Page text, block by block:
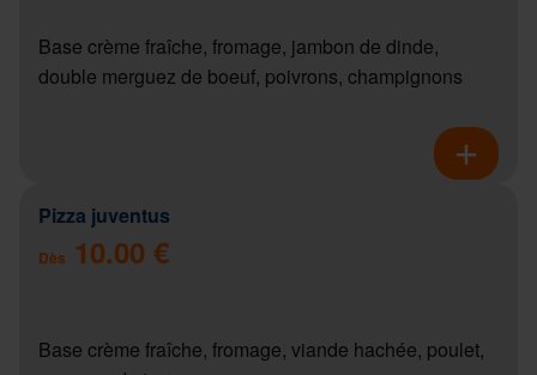
Base crème fraîche, fromage, jambon de dinde,
double merguez de boeuf, poivrons, champignons
Pizza juventus
Dès 10.00 €
Base crème fraîche, fromage, viande hachée, poulet,